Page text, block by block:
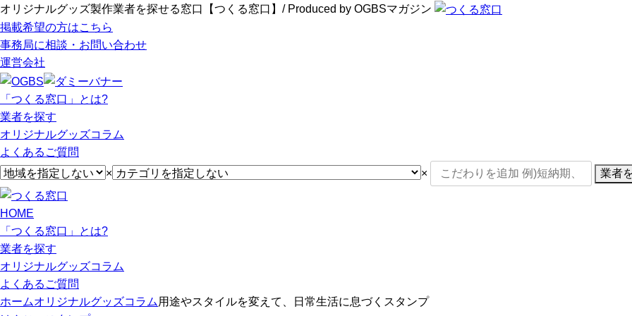
オリジナルグッズ製作業者を探せる窓口【つくる窓口】/ Produced by OGBSマガジン
掲載希望の方はこちら
事務局に相談・お問い合わせ
運営会社
「つくる窓口」とは?
業者を探す
オリジナルグッズコラム
よくあるご質問
×
× 業者
HOME
「つくる窓口」とは?
業者を探す
オリジナルグッズコラム
よくあるご質問
ホームオリジナルグッズコラム 用途やスタイルを変えて、日常生活に息づくスタンプ